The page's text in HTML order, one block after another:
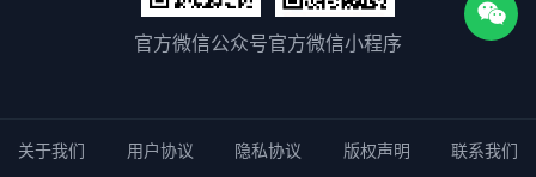
官方微信公众号官方微信小程序
关于我们 用户协议 隐私协议 版权声明 联系我们